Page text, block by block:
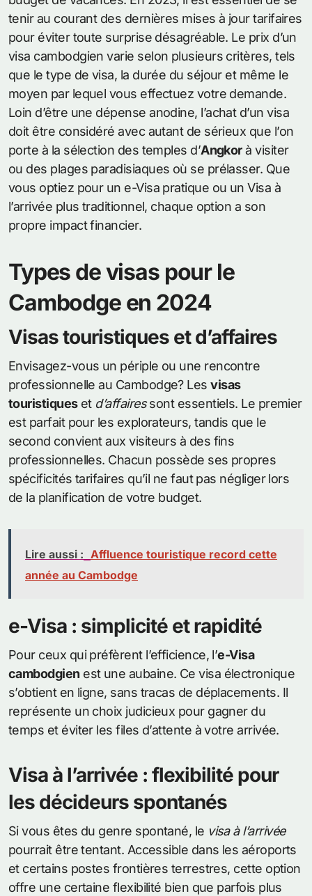
tenir au courant des dernières mises à jour tarifaires
pour éviter toute surprise désagréable. Le prix d’un
visa cambodgien varie selon plusieurs critères, tels
que le type de visa, la durée du séjour et même le
moyen par lequel vous effectuez votre demande.
Loin d’être une dépense anodine, l’achat d’un visa
doit être considéré avec autant de sérieux que l’on
porte à la sélection des temples d’Angkorà visiter
ou des plages paradisiaques où se prélasser. Que
vous optiez pour un e-Visa pratique ou un Visa à
l’arrivée plus traditionnel, chaque option a son
propre impact financier.
Types de visas pour le
Cambodge en 2024
Visas touristiques et d’affaires
Envisagez-vous un périple ou une rencontre
professionnelle au Cambodge? Lesvisas
touristiqueset d’affairessont essentiels. Le premier
est parfait pour les explorateurs, tandis que le
second convient aux visiteurs à des fins
professionnelles. Chacun possède ses propres
spécificités tarifaires qu’il ne faut pas négliger lors
de la planification de votre budget.
Lire aussi : Affluence touristique record cette
année au Cambodge
e-Visa : simplicité et rapidité
Pour ceux qui préfèrent l’efficience, l’e-Visa
cambodgien est une aubaine. Ce visa électronique
s’obtient en ligne, sans tracas de déplacements. Il
représente un choix judicieux pour gagner du
temps et éviter les files d’attente à votre arrivée.
Visa à l’arrivée : flexibilité pour
les décideurs spontanés
Si vous êtes du genre spontané, le visa à l’arrivée
pourrait être tentant. Accessible dans les aéroports
et certains postes frontières terrestres, cette option
offre une certaine flexibilité bien que parfois plus